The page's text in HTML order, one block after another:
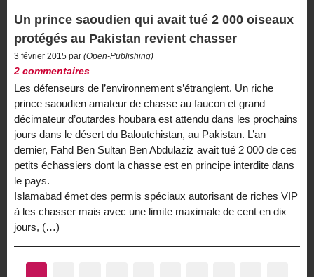
Un prince saoudien qui avait tué 2 000 oiseaux
protégés au Pakistan revient chasser
3 février 2015 par (Open-Publishing)
2 commentaires
Les défenseurs de l’environnement s’étranglent. Un riche
prince saoudien amateur de chasse au faucon et grand
décimateur d’outardes houbara est attendu dans les prochains
jours dans le désert du Baloutchistan, au Pakistan. L’an
dernier, Fahd Ben Sultan Ben Abdulaziz avait tué 2 000 de ces
petits échassiers dont la chasse est en principe interdite dans
le pays.
Islamabad émet des permis spéciaux autorisant de riches VIP
à les chasser mais avec une limite maximale de cent en dix
jours, (…)